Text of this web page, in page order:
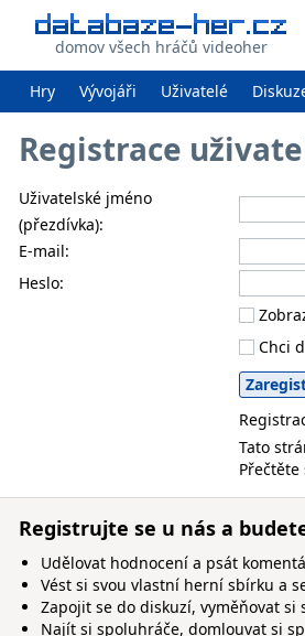
domov všech hráčů videoher
Hry Vývojáři Uživatelé
Registrace
Uživatelské jméno
(přezdívka):
E-mail:
Heslo:
Chci
Tato
Přečtěte
Registrujte se u nás a
Udělovat hodnocení a psát
Vést si svou vlastní herní sbírku a
Zapojit se do diskuzí, vyměňovat
Najít si spoluhráče, domlouvat si